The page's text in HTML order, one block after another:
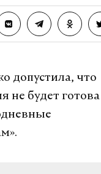
допустила, что
не будет готова